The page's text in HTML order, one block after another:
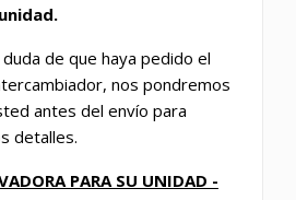
de que haya pedido el
nos pondremos
antes del envío para
detalles.
PARA SU UNIDAD -